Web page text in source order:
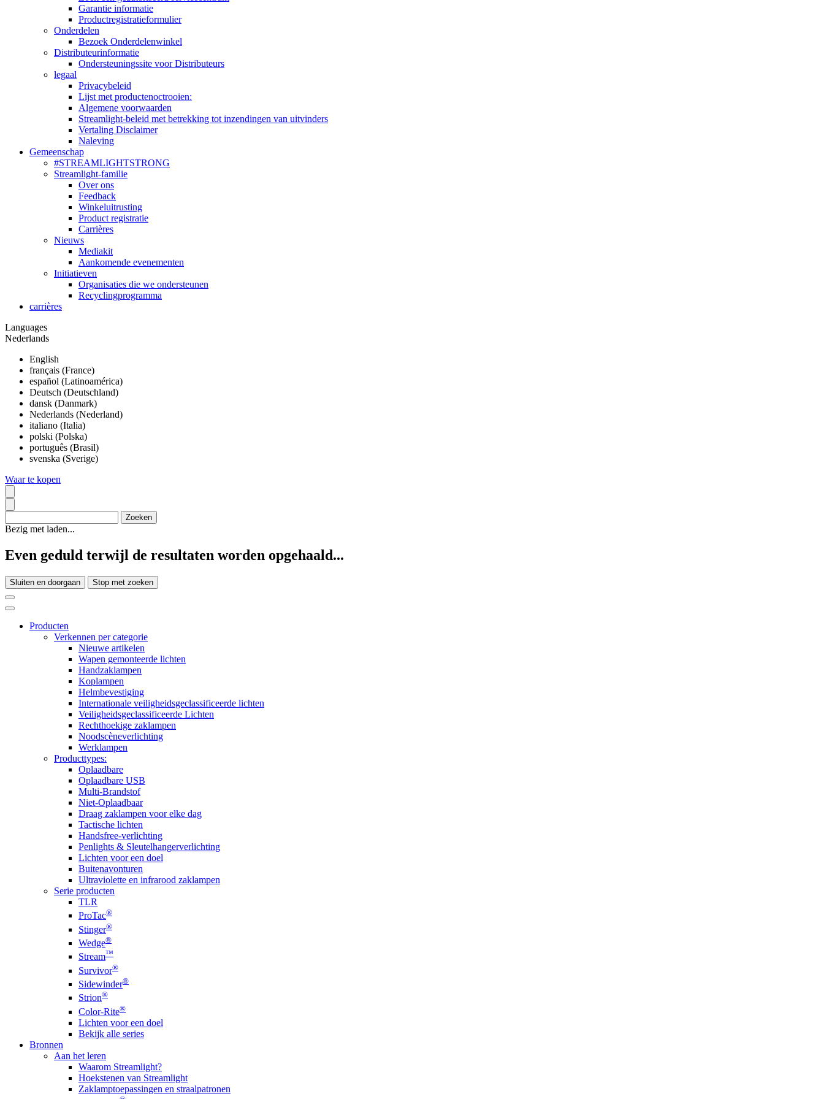
Garantie informatie
Productregistratieformulier
Onderdelen
Bezoek Onderdelenwinkel
Distributeurinformatie
Ondersteuningssite voor Distributeurs
legaal
Privacybeleid
Lijst met productenoctrooien:
Algemene voorwaarden
Streamlight-beleid met betrekking tot inzendingen van uitvinders
Vertaling Disclaimer
Naleving
Gemeenschap
#STREAMLIGHTSTRONG
Streamlight-familie
Over ons
Feedback
Winkeluitrusting
Product registratie
Carrières
Nieuws
Mediakit
Aankomende evenementen
Initiatieven
Organisaties die we ondersteunen
Recyclingprogramma
carrières
Languages
Nederlands
English
français (France)
español (Latinoamérica)
Deutsch (Deutschland)
dansk (Danmark)
Nederlands (Nederland)
italiano (Italia)
polski (Polska)
português (Brasil)
svenska (Sverige)
Waar te kopen
Bezig met laden...
Even geduld terwijl de resultaten worden opgehaald...
Sluiten en doorgaan Stop met zoeken
Producten
Verkennen per categorie
Nieuwe artikelen
Wapen gemonteerde lichten
Handzaklampen
Koplampen
Helmbevestiging
Internationale veiligheidsgeclassificeerde lichten
Veiligheidsgeclassificeerde Lichten
Rechthoekige zaklampen
Noodscèneverlichting
Werklampen
Producttypes:
Oplaadbare
Oplaadbare USB
Multi-Brandstof
Niet-Oplaadbaar
Draag zaklampen voor elke dag
Tactische lichten
Handsfree-verlichting
Penlights & Sleutelhangerverlichting
Lichten voor een doel
Buitenavonturen
Ultraviolette en infrarood zaklampen
Serie producten
TLR
ProTac®
Stinger®
Wedge®
Stream™
Survivor®
Sidewinder®
Strion®
Color-Rite®
Lichten voor een doel
Bekijk alle series
Bronnen
Aan het leren
Waarom Streamlight?
Hoekstenen van Streamlight
Zaklamptoepassingen en straalpatronen